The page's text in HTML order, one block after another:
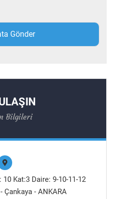
Bilgileri
Kat:3 Daire: 9-10-11-12
Çankaya - ANKARA